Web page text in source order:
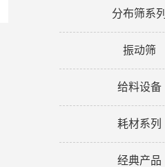
分布筛系列
振动筛
给料设备
耗材系列
经典产品